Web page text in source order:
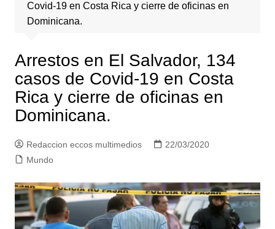
Covid-19 en Costa Rica y cierre de oficinas en
Dominicana.
Arrestos en El Salvador, 134
casos de Covid-19 en Costa
Rica y cierre de oficinas en
Dominicana.
Redaccion eccos multimedios
22/03/2020
Mundo